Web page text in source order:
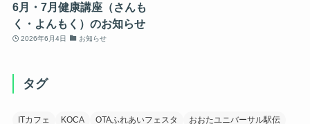
6月・7月健康講座（さんも
く・よんもく）のお知らせ
2026年6月4日 お知らせ
タグ
ITカフェ KOCA OTAふれあいフェスタ
おおたユニバーサル駅伝